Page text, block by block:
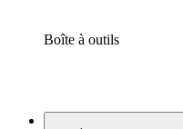
Boîte à outils